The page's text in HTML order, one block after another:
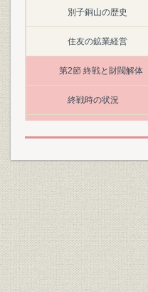
別子銅山の歴史
住友の鉱業経営
第2節 終戦と財閥解体
終戦時の状況
経営幹部の公職追放
株式保有関係の解消
第3節 戦後の混乱と復
生産再開の機運と住
井華鉱業本社の東京